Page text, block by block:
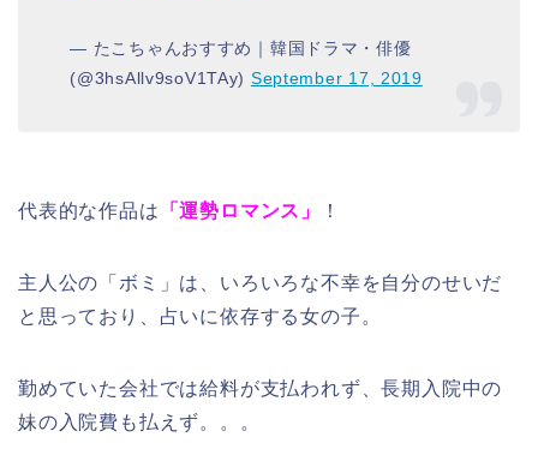
— たこちゃんおすすめ｜韓国ドラマ・俳優
(@3hsAllv9soV1TAy) September 17, 2019
代表的な作品は 「運勢ロマンス」 ！
主人公の「ボミ」は、いろいろな不幸を自分のせいだ
と思っており、占いに依存する女の子。
勤めていた会社では給料が支払われず、長期入院中の
妹の入院費も払えず。。。